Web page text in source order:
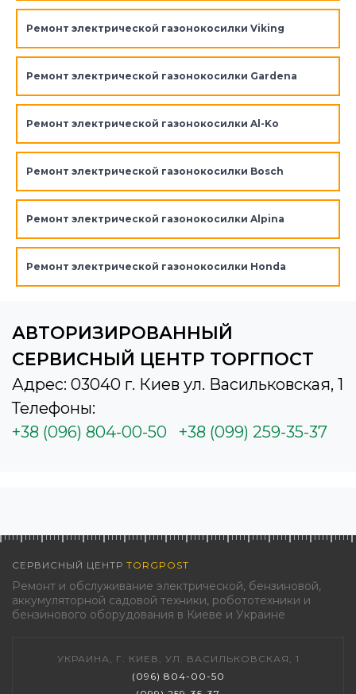
Ремонт электрической газонокосилки Viking
Ремонт электрической газонокосилки Gardena
Ремонт электрической газонокосилки Al-Ko
Ремонт электрической газонокосилки Bosch
Ремонт электрической газонокосилки Alpina
Ремонт электрической газонокосилки Honda
АВТОРИЗИРОВАННЫЙ
СЕРВИСНЫЙ ЦЕНТР ТОРГПОСТ
Адрес: 03040 г. Киев ул. Васильковская, 1
Телефоны:
+38 (096) 804-00-50
+38 (099) 259-35-37
СЕРВИСНЫЙ ЦЕНТР TORGPOST
Ремонт и обслуживание электрической, бензиновой,
аккумуляторной садовой техники, робототехники и
бензинового оборудования в Киеве и Украине
УКРАИНА, Г. КИЕВ, УЛ. ВАСИЛЬКОВСКАЯ, 1
(096) 804-00-50